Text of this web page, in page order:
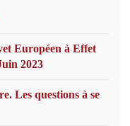
Européen à Effet
2023
Les questions à se